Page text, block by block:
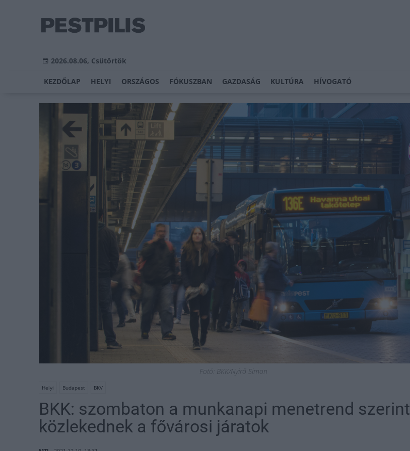
2026.08.06, Csütörtök
KEZDŐLAP HELYI ORSZÁGOS FÓKUSZBAN GAZDASÁG KULTÚRA HÍVOGATÓ
Fotó: BKK/Nyirő Simon
Helyi Budapest BKV
BKK: szombaton a munkanapi menetrend szerint
közlekednek a fővárosi járatok